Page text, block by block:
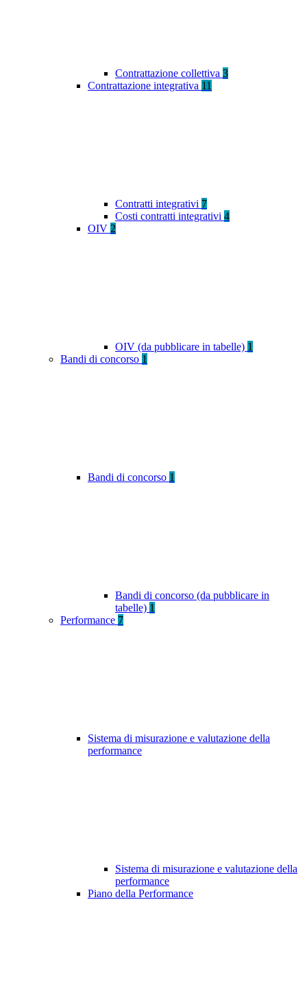
Contrattazione collettiva 3
Contrattazione integrativa 11
Contratti integrativi 7
Costi contratti integrativi 4
OIV 2
OIV (da pubblicare in tabelle) 1
Bandi di concorso 1
Bandi di concorso 1
Bandi di concorso (da pubblicare in
tabelle) 1
Performance 7
Sistema di misurazione e valutazione della
performance
Sistema di misurazione e valutazione della
performance
Piano della Performance